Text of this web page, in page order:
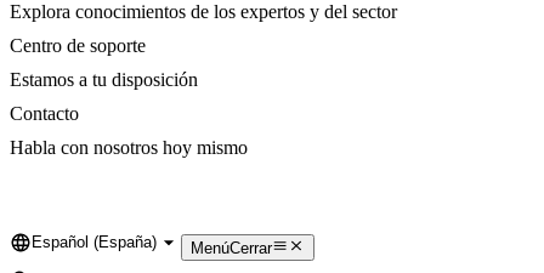
Explora conocimientos de los expertos y del sector
Centro de soporte
Estamos a tu disposición
Contacto
Habla con nosotros hoy mismo
Language
Español (España) MenúCerrar